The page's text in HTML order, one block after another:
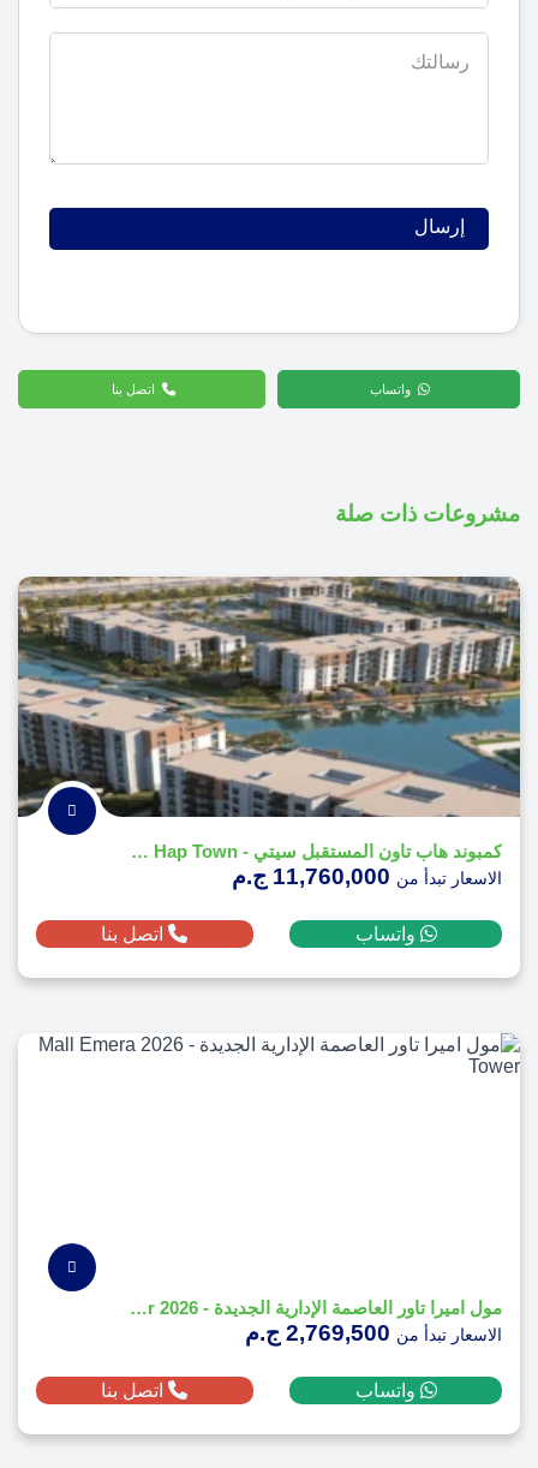
واتساب اتصل بنا
مشروعات ذات صلة
كمبوند هاب تاون المستقبل سيتي - Compound Hap Town
الاسعار تبدأ من
واتساب اتصل بنا
مول اميرا تاور العاصمة الإدارية الجديدة - 2026 Mall Emera Tower
الاسعار تبدأ من
واتساب اتصل بنا